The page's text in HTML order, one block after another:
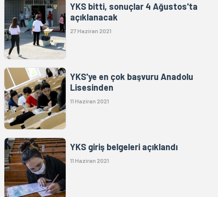
YKS bitti, sonuçlar 4 Ağustos'ta
açıklanacak
27 Haziran 2021
YKS'ye en çok başvuru Anadolu
Lisesinden
11 Haziran 2021
YKS giriş belgeleri açıklandı
11 Haziran 2021